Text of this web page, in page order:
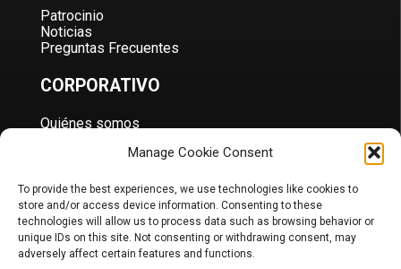
Manage Cookie Consent
To provide the best experiences, we use technologies like cookies to
store and/or access device information. Consenting to these
technologies will allow us to process data such as browsing behavior or
unique IDs on this site. Not consenting or withdrawing consent, may
adversely affect certain features and functions.
Patrocinio
Noticias
Preguntas Frecuentes
CORPORATIVO
Quiénes somos
Términos y condiciones
DOCS
Portal B2B
Descarga